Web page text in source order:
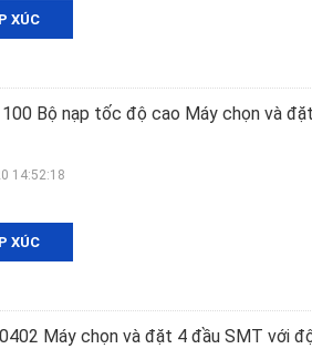
XÚC
Bộ nạp tốc độ cao Máy chọn và
XÚC
14:52:18
Máy chọn và đặt 4 đầu SMT với